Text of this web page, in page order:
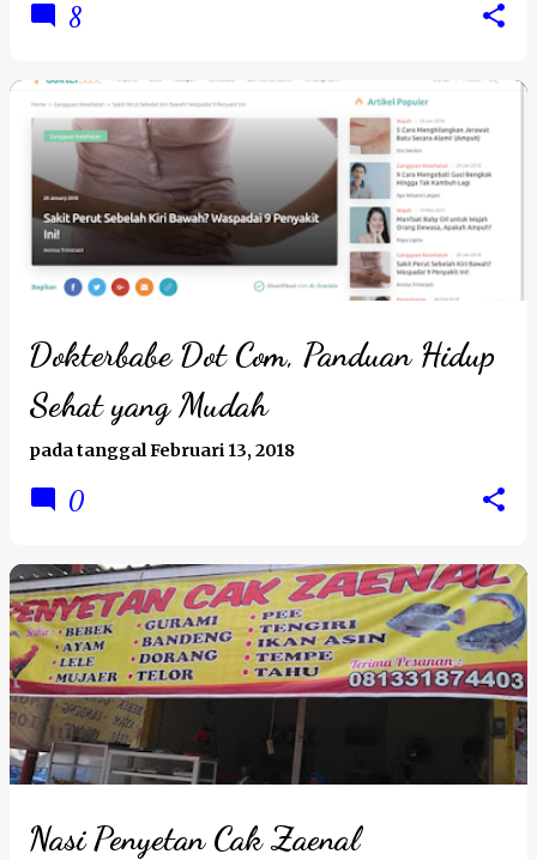
8
Dokterbabe Dot Com, Panduan Hidup
Sehat yang Mudah
pada tanggalFebruari 13, 2018
0
Nasi Penyetan Cak Zaenal